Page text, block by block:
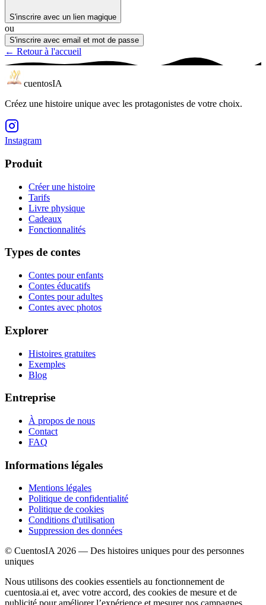
S'inscrire avec un lien magique
ou
S'inscrire avec email et mot de passe
← Retour à l'accueil
cuentosIA
Créez une histoire unique avec les protagonistes de votre choix.
Instagram
Produit
Créer une histoire
Tarifs
Livre physique
Cadeaux
Fonctionnalités
Types de contes
Contes pour enfants
Contes éducatifs
Contes pour adultes
Contes avec photos
Explorer
Histoires gratuites
Exemples
Blog
Entreprise
À propos de nous
Contact
FAQ
Informations légales
Mentions légales
Politique de confidentialité
Politique de cookies
Conditions d'utilisation
Suppression des données
© CuentosIA 2026 — Des histoires uniques pour des personnes
uniques
Nous utilisons des cookies essentiels au fonctionnement de
cuentosia.ai et, avec votre accord, des cookies de mesure et de